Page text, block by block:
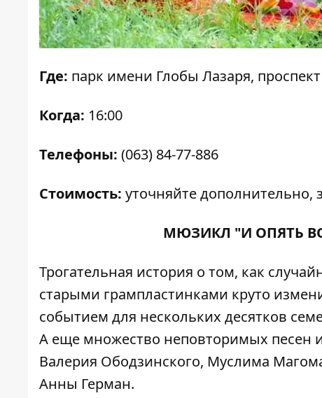
Где: парк имени Глобы Лазаря,
Когда: 16:00
Телефоны: (063) 84-77-886
Стоимость: уточняйте дополнительно,
МЮЗИКЛ "И ОПЯТЬ
Трогательная история о том, как
старыми грампластинками круто
событием для нескольких десятков
А еще множество неповторимых песен
Валерия Ободзинского, Муслима
Анны Герман.